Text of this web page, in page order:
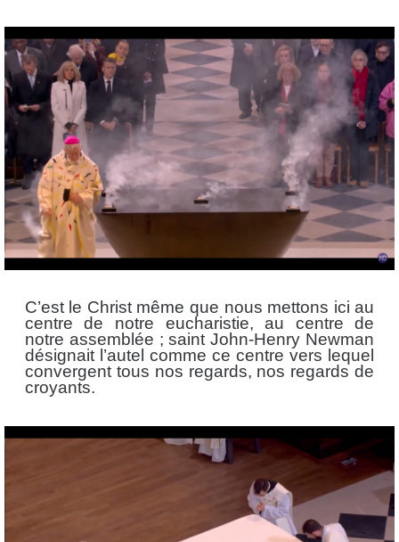
C’est le Christ même que nous mettons ici au
centre de notre eucharistie, au centre de
notre assemblée ; saint John-Henry Newman
désignait l’autel comme ce centre vers lequel
convergent tous nos regards, nos regards de
croyants.